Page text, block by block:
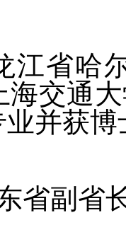
江省哈
海交通
并获
省副省